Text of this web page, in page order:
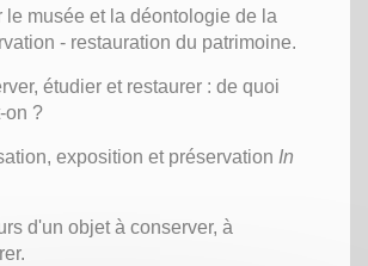
le musée et la déontologie de la
- restauration du patrimoine.
étudier et restaurer : de quoi
on ?
exposition et préservation In
d'un objet à conserver, à